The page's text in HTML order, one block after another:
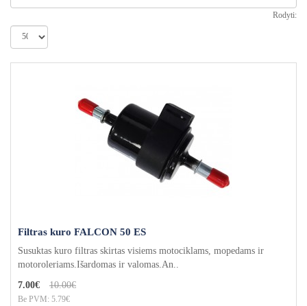
Rodyti:
Filtras kuro FALCON 50 ES
Susuktas kuro filtras skirtas visiems motociklams, mopedams ir
motoroleriams.Išardomas ir valomas.An..
7.00€
10.00€
Be PVM: 5.79€